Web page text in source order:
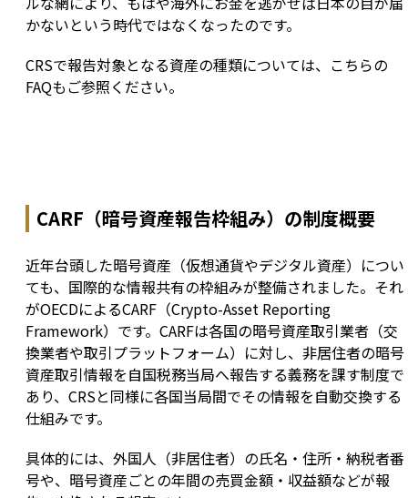
かないという時代ではなくなったのです。
CRSで報告対象となる資産の種類については、こちらの
FAQもご参照ください。
CARF（暗号資産報告枠組み）の制度概要
近年台頭した暗号資産（仮想通貨やデジタル資産）につい
ても、国際的な情報共有の枠組みが整備されました。それ
がOECDによるCARF（Crypto-Asset Reporting
Framework）です。CARFは各国の暗号資産取引業者（交
換業者や取引プラットフォーム）に対し、非居住者の暗号
資産取引情報を自国税務当局へ報告する義務を課す制度で
あり、CRSと同様に各国当局間でその情報を自動交換する
仕組みです。
具体的には、外国人（非居住者）の氏名・住所・納税者番
号や、暗号資産ごとの年間の売買金額・収益額などが報